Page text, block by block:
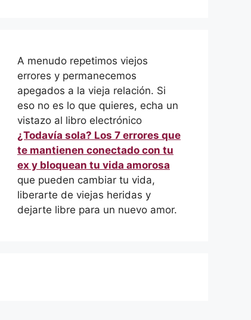
A menudo repetimos viejos
errores y permanecemos
apegados a la vieja relación. Si
eso no es lo que quieres, echa un
vistazo al libro electrónico
¿Todavía sola? Los 7 errores que
te mantienen conectado con tu
ex y bloquean tu vida amorosa
que pueden cambiar tu vida,
liberarte de viejas heridas y
dejarte libre para un nuevo amor.